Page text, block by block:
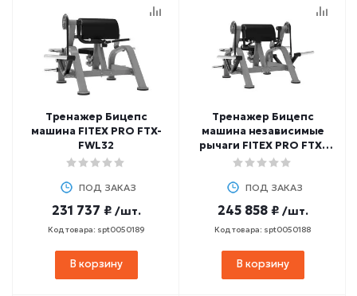
Тренажер Бицепс
машина FITEX PRO FTX-
FWL32
ПОД ЗАКАЗ
231 737 ₽ /шт.
Код товара: spt0050189
В корзину
Тренажер Бицепс
машина независимые
рычаги FITEX PRO FTX-
FWL31
ПОД ЗАКАЗ
245 858 ₽ /шт.
Код товара: spt0050188
В корзину